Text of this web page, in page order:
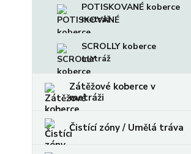
POTISKOVANÉ koberce
metráž
SCROLLY koberce
metráž
Zátěžové koberce v
metráži
Čistící zóny / Umělá tráva